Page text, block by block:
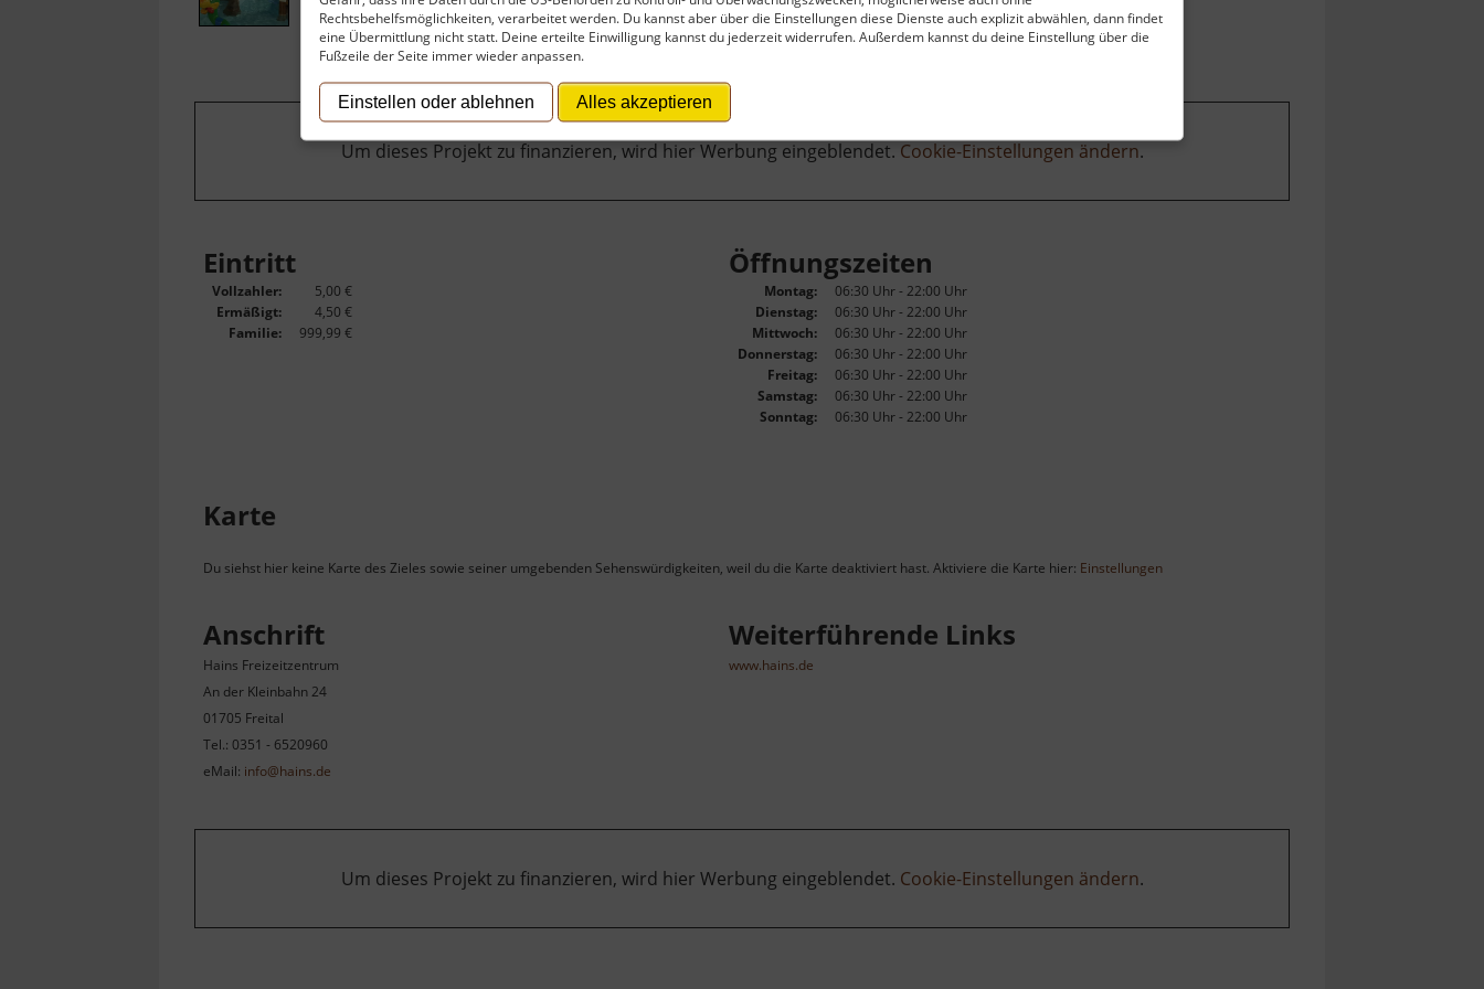
Rechtsbehelfsmöglichkeiten, verarbeitet werden. Du kannst aber über die Einstellungen diese Dienste auch explizit abwählen, dann findet
eine Übermittlung nicht statt. Deine erteilte Einwilligung kannst du jederzeit widerrufen. Außerdem kannst du deine Einstellung über die
Fußzeile der Seite immer wieder anpassen.
Einstellen oder ablehnen Alles akzeptieren
Um dieses Projekt zu finanzieren, wird hier Werbung eingeblendet. Cookie-Einstellungen ändern.
Eintritt
Vollzahler:
5,00 €
Ermäßigt:
4,50 €
Familie:
999,99 €
Öffnungszeiten
Montag:
06:30 Uhr - 22:00 Uhr
Dienstag:
06:30 Uhr - 22:00 Uhr
Mittwoch:
06:30 Uhr - 22:00 Uhr
Donnerstag:
06:30 Uhr - 22:00 Uhr
Freitag:
06:30 Uhr - 22:00 Uhr
Samstag:
06:30 Uhr - 22:00 Uhr
Sonntag:
06:30 Uhr - 22:00 Uhr
Karte
Du siehst hier keine Karte des Zieles sowie seiner umgebenden Sehenswürdigkeiten, weil du die Karte deaktiviert hast. Aktiviere die Karte hier: Einstellungen
Anschrift
Hains Freizeitzentrum
An der Kleinbahn 24
01705 Freital
Tel.: 0351 - 6520960
eMail: info@hains.de
Weiterführende Links
www.hains.de
Um dieses Projekt zu finanzieren, wird hier Werbung eingeblendet. Cookie-Einstellungen ändern.